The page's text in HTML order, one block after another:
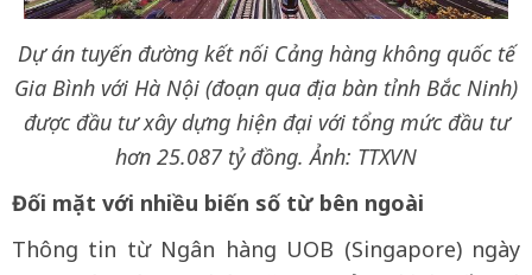
Dự án tuyến đường kết nối Cảng hàng không quốc tế
Gia Bình với Hà Nội (đoạn qua địa bàn tỉnh Bắc Ninh)
được đầu tư xây dựng hiện đại với tổng mức đầu tư
hơn 25.087 tỷ đồng. Ảnh: TTXVN
Đối mặt với nhiều biến số từ bên ngoài
Thông tin từ Ngân hàng UOB (Singapore) ngày